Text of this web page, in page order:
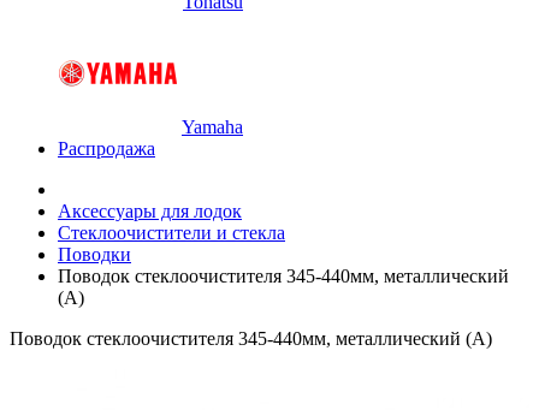
Yamaha
Распродажа
Аксессуары для лодок
Стеклоочистители и стекла
Поводки
Поводок стеклоочистителя 345-440мм, металлический
(А)
Поводок стеклоочистителя 345-440мм, металлический (А)